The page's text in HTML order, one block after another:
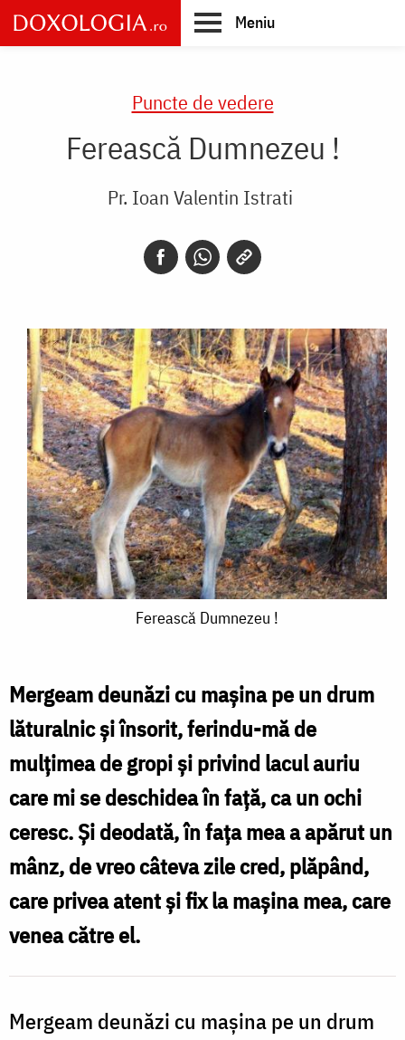
Skip
to
main
Meniu
Puncte de vedere
Ferească Dumnezeu !
Pr. Ioan Valentin Istrati
Ferească Dumnezeu !
Mergeam deunăzi cu mașina pe un drum
lăturalnic și însorit, ferindu-mă de
mulțimea de gropi și privind lacul auriu
care mi se deschidea în față, ca un ochi
ceresc. Și deodată, în fața mea a apărut un
mânz, de vreo câteva zile cred, plăpând,
care privea atent și fix la mașina mea, care
venea către el.
Mergeam deunăzi cu mașina pe un drum